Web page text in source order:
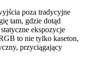
poza tradycyjne
tam, gdzie dotąd
ekspozycje
to nie tylko kaseton,
przyciągający